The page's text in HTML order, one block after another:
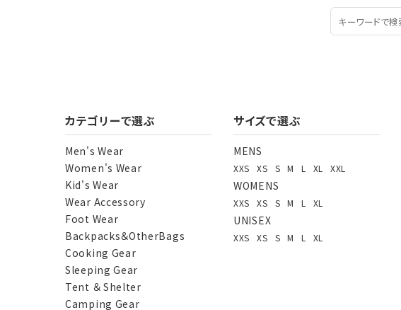
カテゴリーで選ぶ
Men's Wear
Women's Wear
Kid's Wear
Wear Accessory
Foot Wear
Backpacks＆OtherBags
Cooking Gear
Sleeping Gear
Tent ＆ Shelter
Camping Gear
サイズで選ぶ
MENS
XXS XS S M L XL XXL
WOMENS
XXS XS S M L XL
UNISEX
XXS XS S M L XL